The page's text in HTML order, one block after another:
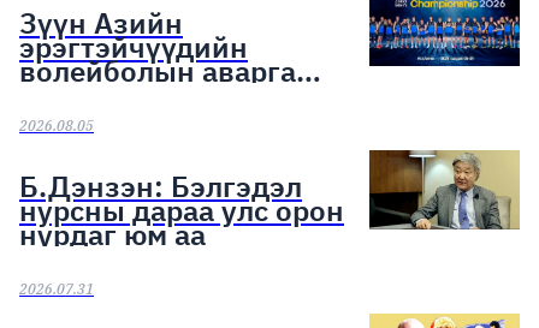
Зүүн Азийн
эрэгтэйчүүдийн
волейболын аварга
шалгаруулах тэмцээн
эхэллээ
2026.08.05
Б.Дэнзэн: Бэлгэдэл
нурсны дараа улс орон
нурдаг юм аа
2026.07.31